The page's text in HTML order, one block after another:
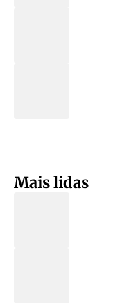
Mais lidas